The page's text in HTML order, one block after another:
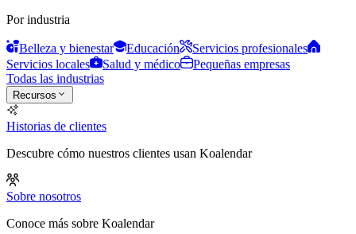
Por industria
Belleza y bienestar Educación
Servicios profesionales
Servicios locales
Salud y médico
Pequeñas empresas
Todas las industrias
Recursos
Historias de clientes
Descubre cómo nuestros clientes usan Koalendar
Sobre nosotros
Conoce más sobre Koalendar